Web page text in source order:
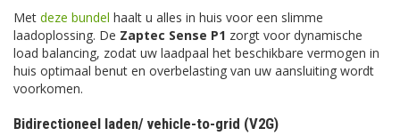
Met deze bundel haalt u alles in huis voor een slimme
laadoplossing. De Zaptec Sense P1 zorgt voor dynamische
load balancing, zodat uw laadpaal het beschikbare vermogen in
huis optimaal benut en overbelasting van uw aansluiting wordt
voorkomen.
Bidirectioneel laden/ vehicle-to-grid (V2G)